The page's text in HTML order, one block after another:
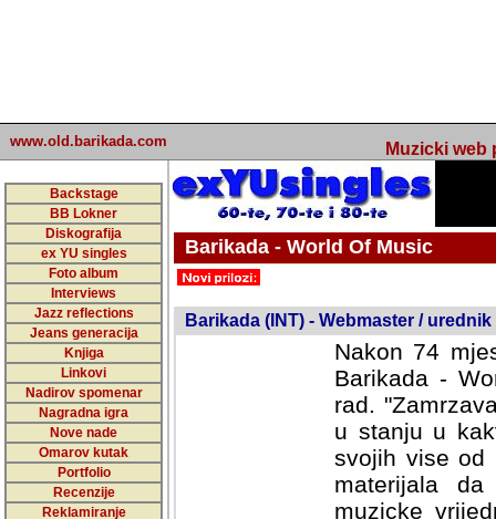
www.old.barikada.com Muzicki web
Backstage
BB Lokner
Diskografija
ex YU singles
Foto album
Interviews
Jazz reflections
Jeans generacija
Knjiga
Linkovi
Nadirov spomenar
Nagradna igra
Nove nade
Omarov kutak
Portfolio
Recenzije
Reklamiranje
Barikada - World Of Music
Barikada (INT) - Webmaster / urednik
Nakon 74
Barikada -
rad.
u stanju u
svojih vise od
materijala
muzicke